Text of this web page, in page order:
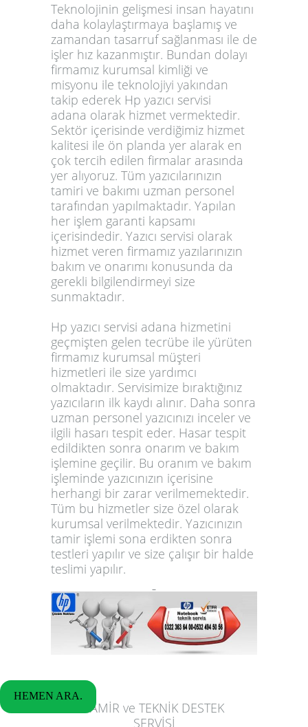
HEMEN ARA.
Teknolojinin gelişmesi insan hayatını
daha kolaylaştırmaya başlamış ve
zamandan tasarruf sağlanması ile de
işler hız kazanmıştır. Bundan dolayı
firmamız kurumsal kimliği ve
misyonu ile teknolojiyi yakından
takip ederek Hp yazıcı servisi
adana olarak hizmet vermektedir.
Sektör içerisinde verdiğimiz hizmet
kalitesi ile ön planda yer alarak en
çok tercih edilen firmalar arasında
yer alıyoruz. Tüm yazıcılarınızın
tamiri ve bakımı uzman personel
tarafından yapılmaktadır. Yapılan
her işlem garanti kapsamı
içerisindedir. Yazıcı servisi olarak
hizmet veren firmamız yazılarınızın
bakım ve onarımı konusunda da
gerekli bilgilendirmeyi size
sunmaktadır.
Hp yazıcı servisi adana hizmetini
geçmişten gelen tecrübe ile yürüten
firmamız kurumsal müşteri
hizmetleri ile size yardımcı
olmaktadır. Servisimize bıraktığınız
yazıcıların ilk kaydı alınır. Daha sonra
uzman personel yazıcınızı inceler ve
ilgili hasarı tespit eder. Hasar tespit
edildikten sonra onarım ve bakım
işlemine geçilir. Bu oranım ve bakım
işleminde yazıcınızın içerisine
herhangi bir zarar verilmemektedir.
Tüm bu hizmetler size özel olarak
kurumsal verilmektedir. Yazıcınızın
tamir işlemi sona erdikten sonra
testleri yapılır ve size çalışır bir halde
teslimi yapılır.
TAMİR ve TEKNİK DESTEK
SERVİSİ